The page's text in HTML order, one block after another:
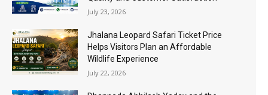
July 23, 2026
Jhalana Leopard Safari Ticket Price
Helps Visitors Plan an Affordable
Wildlife Experience
July 22, 2026